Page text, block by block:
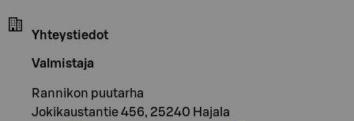
Yhteystiedot
Valmistaja
Rannikon puutarha
Jokikaustantie 456, 25240 Hajala